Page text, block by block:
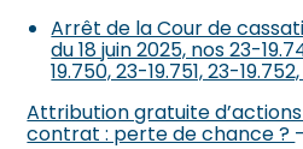
Arrêt de la Cour de
du 18 juin 2025, nos 23-
19.750, 23-19.751, 23-
Attribution gratuite
contrat : perte de chance ?